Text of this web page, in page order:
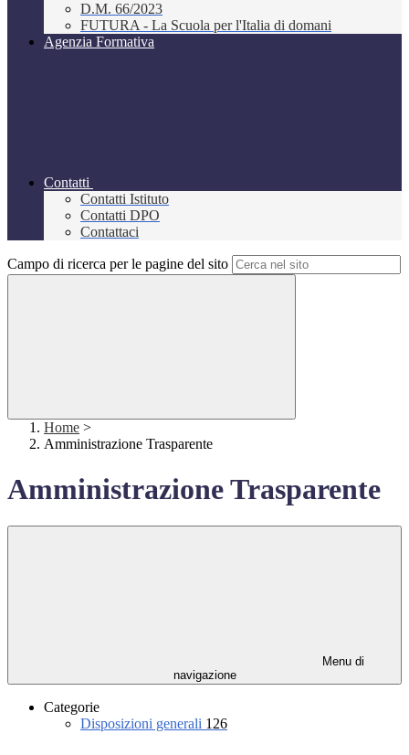
D.M. 66/2023
FUTURA - La Scuola per l'Italia di domani
Agenzia Formativa
Contatti
Contatti Istituto
Contatti DPO
Contattaci
Campo di ricerca per le pagine del sito
Home >
Amministrazione Trasparente
Amministrazione Trasparente
Menu di
navigazione
Categorie
Disposizioni generali 126